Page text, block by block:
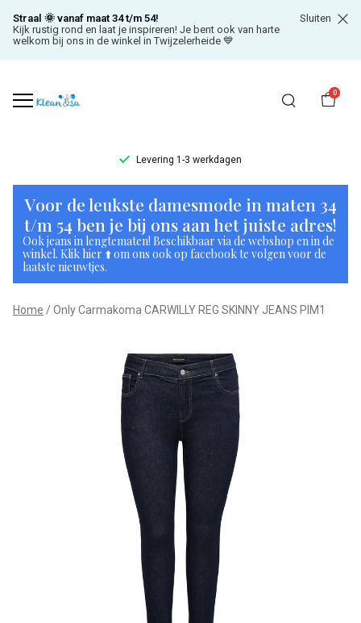
Straal 🌞 vanaf maat 34 t/m 54!
Kijk rustig rond en laat je inspireren! Je bent ook van harte
welkom bij ons in de winkel in Twijzelerheide 💙
Sluiten
0
Levering 1-3 werkdagen
Only
Carmakoma
CARWILLY
REG
SKINNY
Voor de leukste damesmode in maten 34
t/m 54 ben je bij ons aan het juiste adres!
Ook jeans in lengtematen! Beschikbaar via de webshop en in de
winkel. Klik hier ⬆️ om ons ook op facebook te volgen voor de
laatste nieuwtjes.
Home Only Carmakoma CARWILLY REG SKINNY JEANS PIM1